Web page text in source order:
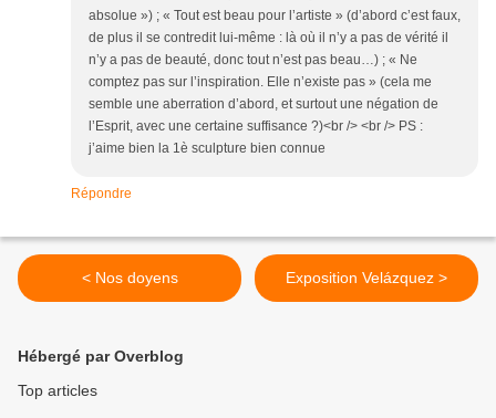
absolue ») ; « Tout est beau pour l’artiste » (d’abord c’est faux,
de plus il se contredit lui-même : là où il n’y a pas de vérité il
n’y a pas de beauté, donc tout n’est pas beau…) ; « Ne
comptez pas sur l’inspiration. Elle n’existe pas » (cela me
semble une aberration d’abord, et surtout une négation de
l’Esprit, avec une certaine suffisance ?)<br /> <br /> PS :
j’aime bien la 1è sculpture bien connue
Répondre
< Nos doyens Exposition Velázquez >
Hébergé par Overblog
Top articles